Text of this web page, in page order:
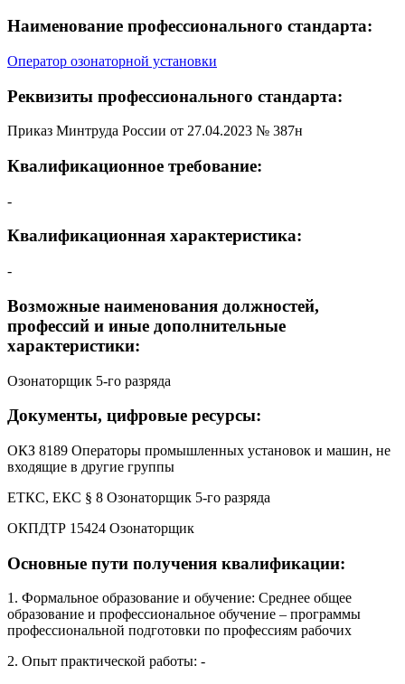
Наименование профессионального стандарта:
Оператор озонаторной установки
Реквизиты профессионального стандарта:
Приказ Минтруда России от 27.04.2023 № 387н
Квалификационное требование:
-
Квалификационная характеристика:
-
Возможные наименования должностей,
профессий и иные дополнительные
характеристики:
Озонаторщик 5-го разряда
Документы, цифровые ресурсы:
ОКЗ 8189 Операторы промышленных установок и машин, не
входящие в другие группы
ЕТКС, ЕКС § 8 Озонаторщик 5-го разряда
ОКПДТР 15424 Озонаторщик
Основные пути получения квалификации:
1. Формальное образование и обучение: Среднее общее
образование и профессиональное обучение – программы
профессиональной подготовки по профессиям рабочих
2. Опыт практической работы: -